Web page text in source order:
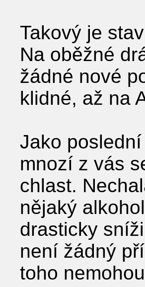
Takový je
Na oběžné
žádné nové
klidné, až na
Jako
mnozí z vás
chlast.
nějaký
drasticky
není žádný
toho